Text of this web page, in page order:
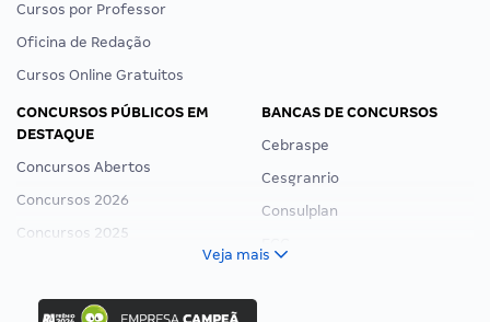
Cursos por Professor
Oficina de Redação
Cursos Online Gratuitos
CONCURSOS PÚBLICOS EM
DESTAQUE
Concursos Abertos
Concursos 2026
Concursos 2025
Concurso Ibama
BANCAS DE CONCURSOS
Cebraspe
Cesgranrio
Consulplan
Veja mais